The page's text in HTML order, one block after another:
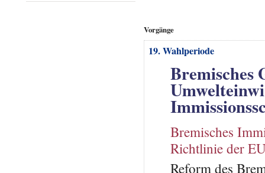
Vorgänge
19. Wahlperiode
Bremisches
Bremisches
Richtlinie der EU
Reform des